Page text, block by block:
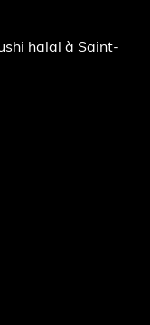
halal à Saint-